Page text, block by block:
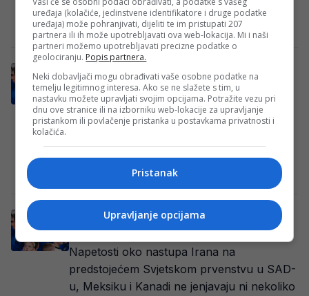
Bosne i Hercegovine, pripremama…
Redakcija·22/05/2026
Nakon debakla Italijana u Zenici,
legendarni 74-godišnjak spašava Azzure?
Legendarni italijanski stručnjak Claudio
Ranieri poručio je da bi prihvatio poziv za
“Azzurra” u…
Kenan Hećimović·12/05/2026
Pritisak se nastavlja: Trumpov izaslanik
traži Italiju na SP u umjesto Irana
Napetosti oko nastupa Irana na
predstojećem Svjetskom prvenstvu u SAD-
u, Meksiku i Kanadi ne jenjavaju ni nekoliko
uređaja (kolačiće, jedinstvene identifikatore i druge podatke
uređaja) može pohranjivati, dijeliti te im pristupati 207
partnera ili ih može upotrebljavati ova web-lokacija. Mi i naši
partneri možemo upotrebljavati precizne podatke o
geolociranju. Popis partnera.
Neki dobavljači mogu obrađivati vaše osobne podatke na
temelju legitimnog interesa. Ako se ne slažete s tim, u
nastavku možete upravljati svojim opcijama. Potražite vezu pri
dnu ove stranice ili na izborniku web-lokacije za upravljanje
pristankom ili povlačenje pristanka u postavkama privatnosti i
kolačića.
Pristanak
Upravljanje opcijama